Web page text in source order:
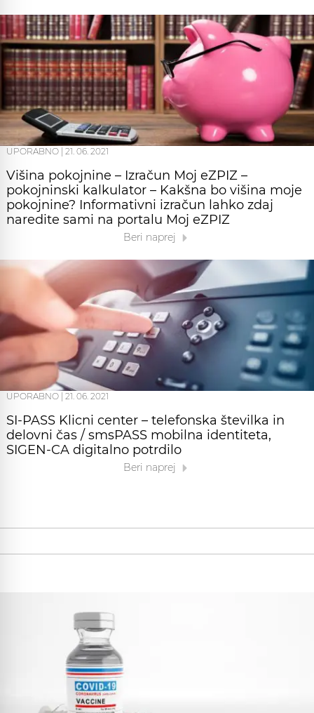
UPORABNO 21. 06. 2021
Višina pokojnine – Izračun Moj eZPIZ –
pokojninski kalkulator – Kakšna bo višina moje
pokojnine? Informativni izračun lahko zdaj
naredite sami na portalu Moj eZPIZ
Beri naprej
UPORABNO 21. 06. 2021
SI-PASS Klicni center – telefonska številka in
delovni čas / smsPASS mobilna identiteta,
SIGEN-CA digitalno potrdilo
Beri naprej